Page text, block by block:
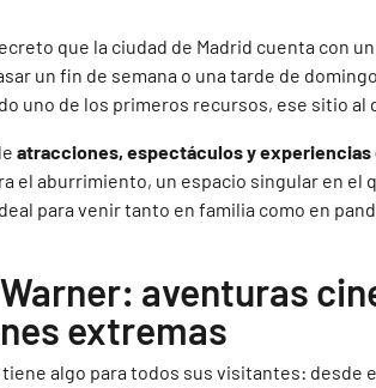
que la ciudad de Madrid cuenta con
un fin de semana o una tarde de
uno de los primeros recursos, ese sitio al
atracciones, espectáculos y experiencias
el aburrimiento, un espacio singular en el
para venir tanto en familia como en
aventuras
extremas
algo para todos sus visitantes: desde